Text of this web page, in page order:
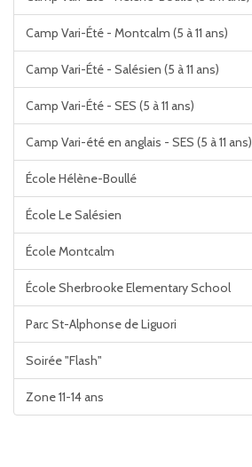
Camp Vari-Été - Montcalm (5 à 11 ans)
Camp Vari-Été - Salésien (5 à 11 ans)
Camp Vari-Été - SES (5 à 11 ans)
Camp Vari-été en anglais - SES (5 à 11 ans)
École Hélène-Boullé
École Le Salésien
École Montcalm
École Sherbrooke Elementary School
Parc St-Alphonse de Liguori
Soirée "Flash"
Zone 11-14 ans